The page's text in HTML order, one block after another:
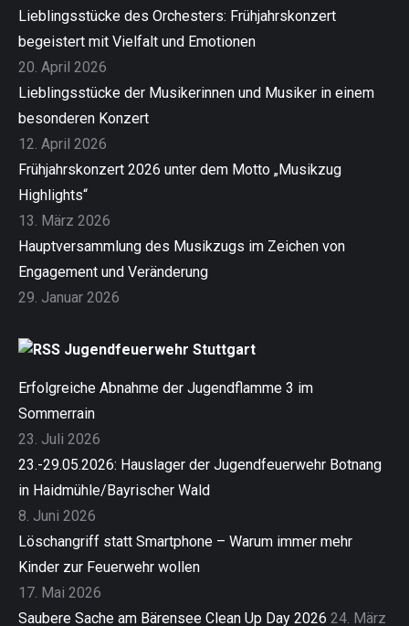
Lieblingsstücke des Orchesters: Frühjahrskonzert
begeistert mit Vielfalt und Emotionen
20. April 2026
Lieblingsstücke der Musikerinnen und Musiker in einem
besonderen Konzert
12. April 2026
Frühjahrskonzert 2026 unter dem Motto „Musikzug
Highlights“
13. März 2026
Hauptversammlung des Musikzugs im Zeichen von
Engagement und Veränderung
29. Januar 2026
Jugendfeuerwehr Stuttgart
Erfolgreiche Abnahme der Jugendflamme 3 im
Sommerrain
23. Juli 2026
23.-29.05.2026: Hauslager der Jugendfeuerwehr Botnang
in Haidmühle/Bayrischer Wald
8. Juni 2026
Löschangriff statt Smartphone – Warum immer mehr
Kinder zur Feuerwehr wollen
17. Mai 2026
Saubere Sache am Bärensee Clean Up Day 2026 24. März